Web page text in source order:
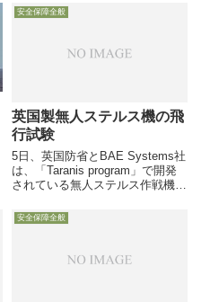
月間で特に人気があり、現状とも
関連がある約30本の記事をジャ
安全保障全般
英国製無人ステルス機の飛
行試験
5日、英国防省とBAE Systems社
は、「Taranis program」で開発
されている無人ステルス作戦機
間の初飛行に成功していたと発表
し、映像を公開しました。
安全保障全般